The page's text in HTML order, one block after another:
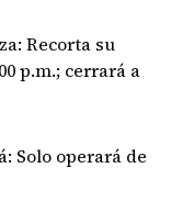
Recorta su
p.m.; cerrará a
Solo operará de